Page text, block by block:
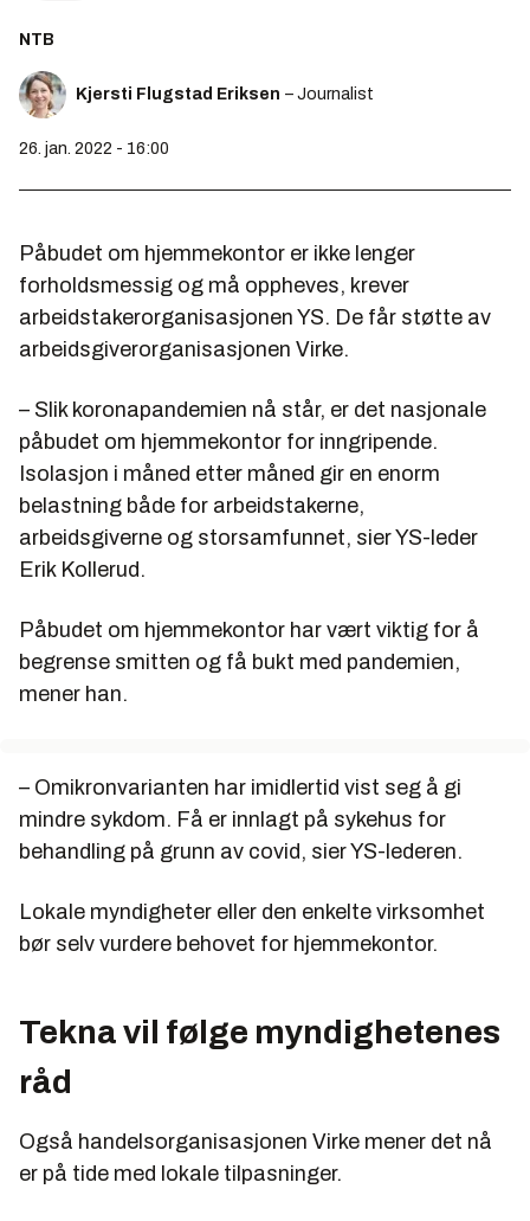
NTB
Kjersti Flugstad Eriksen – Journalist
26. jan. 2022 - 16:00
Påbudet om hjemmekontor er ikke lenger
forholdsmessig og må oppheves, krever
arbeidstakerorganisasjonen YS. De får støtte av
arbeidsgiverorganisasjonen Virke.
– Slik koronapandemien nå står, er det nasjonale
påbudet om hjemmekontor for inngripende.
Isolasjon i måned etter måned gir en enorm
belastning både for arbeidstakerne,
arbeidsgiverne og storsamfunnet, sier YS-leder
Erik Kollerud.
Påbudet om hjemmekontor har vært viktig for å
begrense smitten og få bukt med pandemien,
mener han.
– Omikronvarianten har imidlertid vist seg å gi
mindre sykdom. Få er innlagt på sykehus for
behandling på grunn av covid, sier YS-lederen.
Lokale myndigheter eller den enkelte virksomhet
bør selv vurdere behovet for hjemmekontor.
Tekna vil følge myndighetenes
råd
Også handelsorganisasjonen Virke mener det nå
er på tide med lokale tilpasninger.